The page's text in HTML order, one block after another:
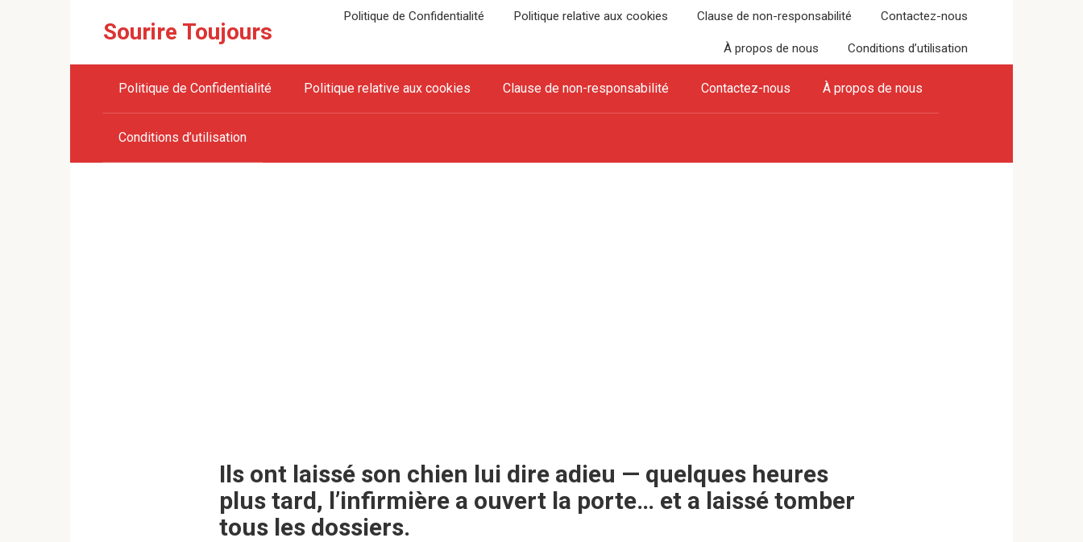
Sourire Toujours
Politique de Confidentialité Politique relative aux cookies Clause de non-responsabilité Contactez-nous
À propos de nous Conditions d’utilisation
Politique de Confidentialité Politique relative aux cookies Clause de non-responsabilité Contactez-nous À propos de nous
Conditions d’utilisation
Ils ont laissé son chien lui dire adieu — quelques heures
plus tard, l’infirmière a ouvert la porte… et a laissé tomber
tous les dossiers.